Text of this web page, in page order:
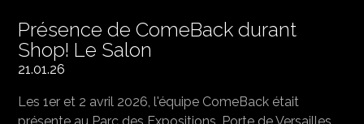
Présence de ComeBack durant
Shop! Le Salon
21.01.26
Les 1er et 2 avril 2026, l'équipe ComeBack était